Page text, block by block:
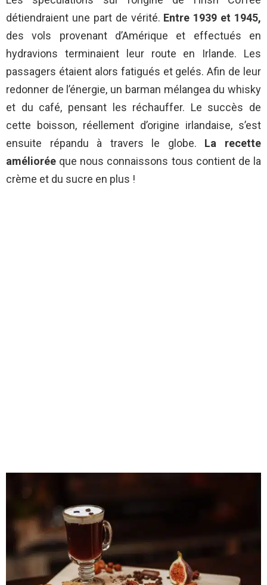
détiendraient une part de vérité. Entre 1939 et 1945,
des vols provenant d’Amérique et effectués en
hydravions terminaient leur route en Irlande. Les
passagers étaient alors fatigués et gelés. Afin de leur
redonner de l’énergie, un barman mélangea du whisky
et du café, pensant les réchauffer. Le succès de
cette boisson, réellement d’origine irlandaise, s’est
ensuite répandu à travers le globe. La recette
améliorée que nous connaissons tous contient de la
crème et du sucre en plus !